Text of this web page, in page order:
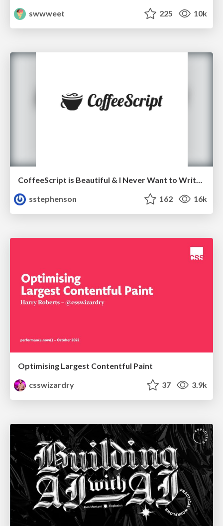
swwweet 225 10k
CoffeeScript is Beautiful & I Never Want to Write Plain JavaScript Again
sstephenson
162 16k
Optimising Largest Contentful Paint
csswizardry
37 3.9k